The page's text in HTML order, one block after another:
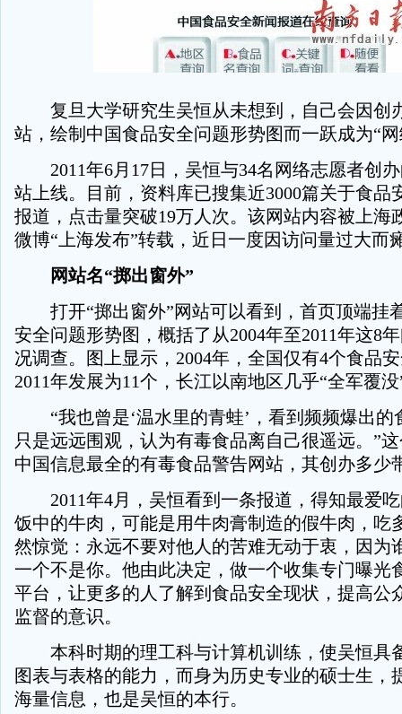
复旦大学研究生吴恒从未想到，自己会因创
站，绘制中国食品安全问题形势图而一跃成为“
2011年6月17日，吴恒与34名网络志愿者创办
站上线。目前，资料库已搜集近3000篇关于食品
报道，点击量突破19万人次。该网站内容被上海
微博“上海发布”转载，近日一度因访问量过大而
网站名“掷出窗外”
打开“掷出窗外”网站可以看到，首页顶端挂
安全问题形势图，概括了从2004年至2011年这8
况调查。图上显示，2004年，全国仅有4个食品
2011年发展为11个，长江以南地区几乎“全军覆没
“我也曾是‘温水里的青蛙’，看到频频爆出的
只是远远围观，认为有毒食品离自己很遥远。”
中国信息最全的有毒食品警告网站，其创办多少
2011年4月，吴恒看到一条报道，得知最爱吃
饭中的牛肉，可能是用牛肉膏制造的假牛肉，吃
然惊觉：永远不要对他人的苦难无动于衷，因为
一个不是你。他由此决定，做一个收集专门曝光
平台，让更多的人了解到食品安全现状，提高公
监督的意识。
本科时期的理工科与计算机训练，使吴恒具
图表与表格的能力，而身为历史专业的硕士生，
海量信息，也是吴恒的本行。